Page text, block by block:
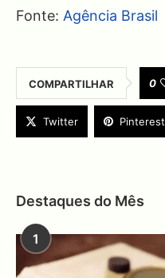
Fonte: Agência Brasil
COMPARTILHAR 0
Twitter Pinterest
Destaques do Mês
1